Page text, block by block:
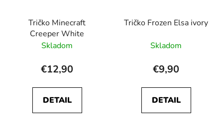
Tričko Minecraft
Creeper White
Skladom
€12,90
DETAIL
Tričko Frozen Elsa ivory
Skladom
€9,90
DETAIL